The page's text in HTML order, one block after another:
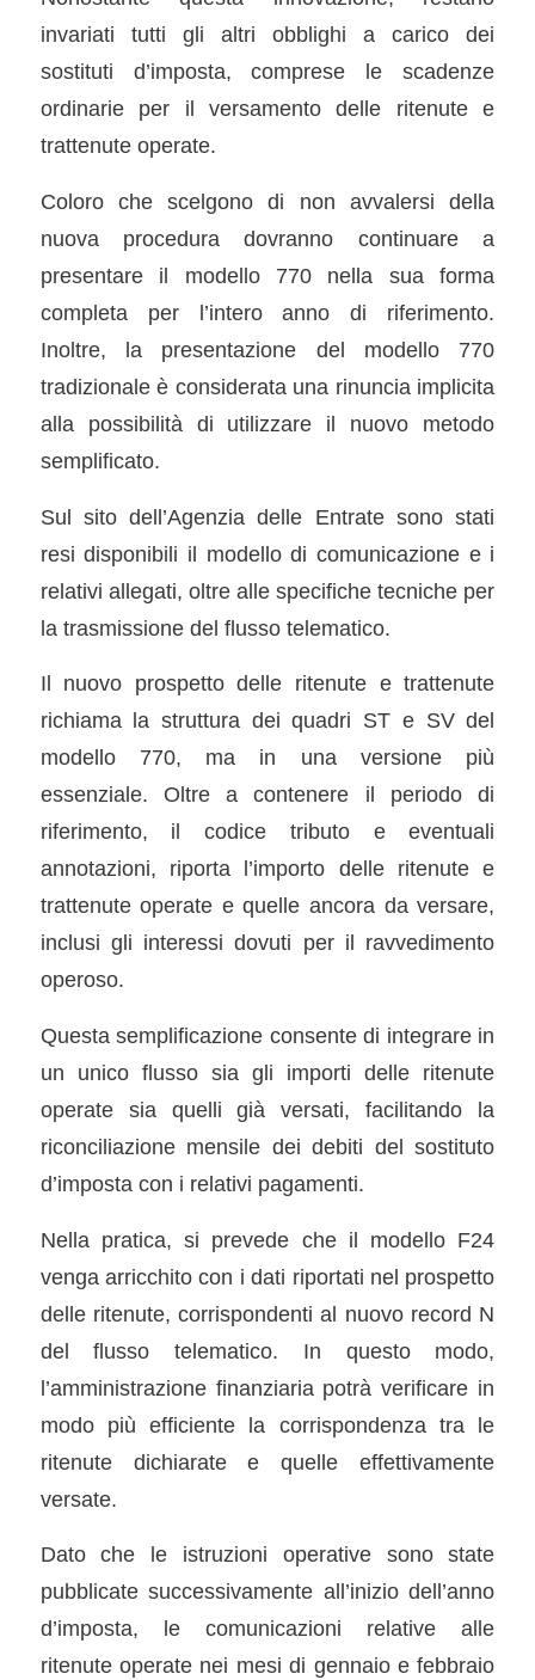
invariati tutti gli altri obblighi a carico dei
sostituti d’imposta, comprese le scadenze
ordinarie per il versamento delle ritenute e
trattenute operate.
Coloro che scelgono di non avvalersi della
nuova procedura dovranno continuare a
presentare il modello 770 nella sua forma
completa per l’intero anno di riferimento.
Inoltre, la presentazione del modello 770
tradizionale è considerata una rinuncia implicita
alla possibilità di utilizzare il nuovo metodo
semplificato.
Sul sito dell’Agenzia delle Entrate sono stati
resi disponibili il modello di comunicazione e i
relativi allegati, oltre alle specifiche tecniche per
la trasmissione del flusso telematico.
Il nuovo prospetto delle ritenute e trattenute
richiama la struttura dei quadri ST e SV del
modello 770, ma in una versione più
essenziale. Oltre a contenere il periodo di
riferimento, il codice tributo e eventuali
annotazioni, riporta l’importo delle ritenute e
trattenute operate e quelle ancora da versare,
inclusi gli interessi dovuti per il ravvedimento
operoso.
Questa semplificazione consente di integrare in
un unico flusso sia gli importi delle ritenute
operate sia quelli già versati, facilitando la
riconciliazione mensile dei debiti del sostituto
d’imposta con i relativi pagamenti.
Nella pratica, si prevede che il modello F24
venga arricchito con i dati riportati nel prospetto
delle ritenute, corrispondenti al nuovo record N
del flusso telematico. In questo modo,
l’amministrazione finanziaria potrà verificare in
modo più efficiente la corrispondenza tra le
ritenute dichiarate e quelle effettivamente
versate.
Dato che le istruzioni operative sono state
pubblicate successivamente all’inizio dell’anno
d’imposta, le comunicazioni relative alle
ritenute operate nei mesi di gennaio e febbraio